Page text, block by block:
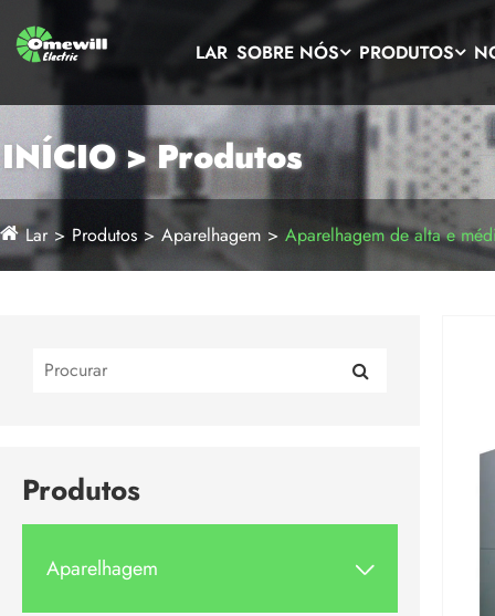
LAR SOBRE NÓS PRODUTOS
INÍCIO > Produtos
Lar Produtos Aparelhagem Aparelhagem de alta e
Produtos
Aparelhagem 